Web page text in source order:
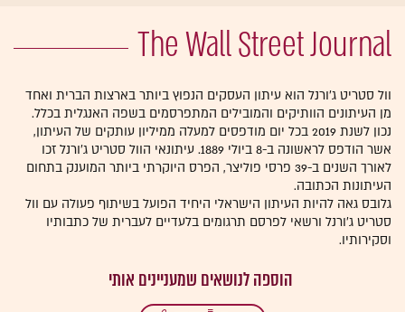
The Wall Street Journal
וול סטריט ג'ורנל הוא עיתון העסקים הנפוץ ביותר בארצות הברית ואחד
מן העיתונים הוותיקים והמובילים המתפרסמים בשפה האנגלית בכלל.
נכון לשנת 2019 בכל יום מודפסים למעלה ממיליון עותקים של העיתון,
אשר הודפס לראשונה ב-8 ביולי 1889. עיתונאי הוול סטריט ג'ורנל זכו
לאורך השנים ב-39 פרסי פוליצר, הפרס היוקרתי ביותר המוענק בתחום
העיתונות הכתובה.
גלובס גאה להיות העיתון הישראלי היחיד הפועל בשיתוף פעולה עם וול
סטריט ג'ורנל ורשאי לפרסם תרגומים בלעדיים לעברית של כתבותיו
וסקירותיו.